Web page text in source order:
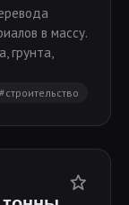
в массу.
грунта,
#строительство